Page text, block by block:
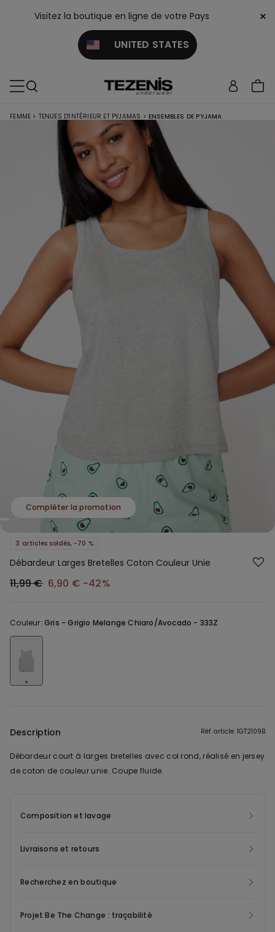
Visitez la boutique en ligne de votre Pays
UNITED STATES
×
FEMME > TENUES D'INTÉRIEUR ET PYJAMAS > ENSEMBLES DE PYJAMA
Compléter la promotion
3 articles soldés, -70 %
Débardeur Larges Bretelles Coton Couleur Unie
11,99 € 6,90 € -42%
Couleur:Gris -Grigio Melange Chiaro/Avocado - 333Z
Description Réf. article: 1GT2109B
Débardeur court à larges bretelles avec col rond, réalisé en jersey
de coton de couleur unie. Coupe fluide.
Composition et lavage
Livraisons et retours
Recherchez en boutique
Projet Be The Change : traçabilité